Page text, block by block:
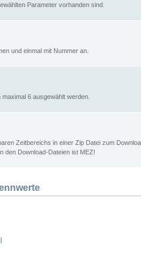
Parameter vorhanden sind.
und einmal mit Nummer an.
6 ausgewählt werden.
Zeitbereichs in einer Zip Datei zum
den Download-Dateien ist MEZ!